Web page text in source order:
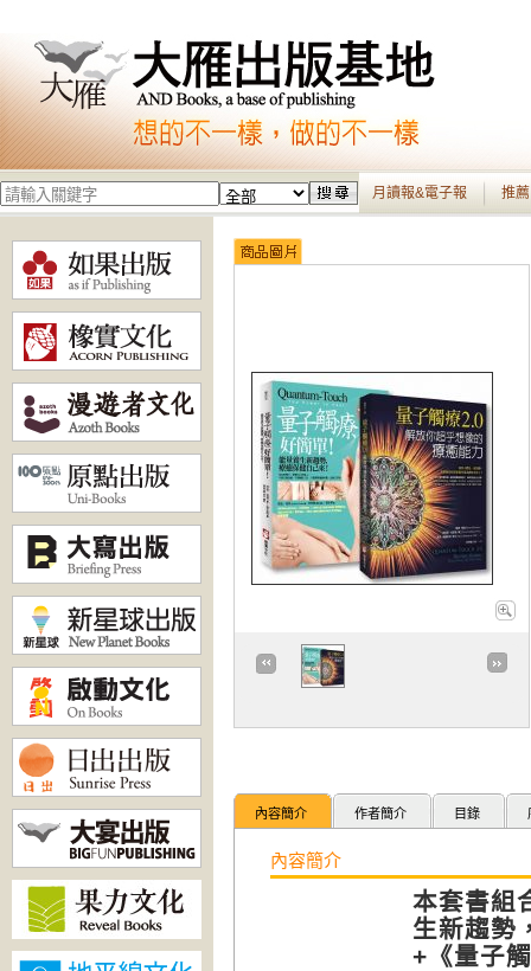
月讀報&電子報 推
內容簡介 作者簡介 目錄
內容簡介
本套書組
生新趨勢
+《量子